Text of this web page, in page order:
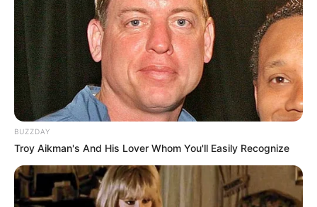
BUZZDAY
Troy Aikman's And His Lover Whom You'll Easily Recognize